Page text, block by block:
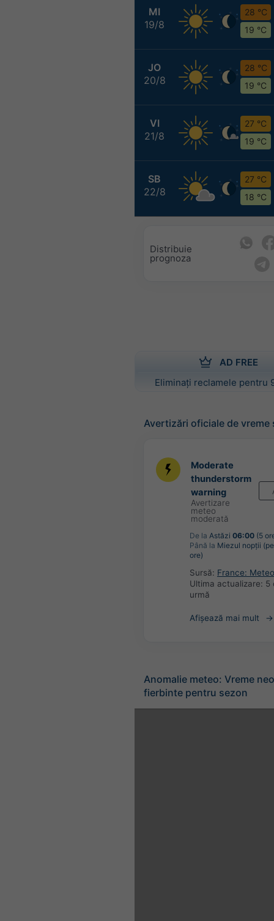
MI
19/8
28 °C
19 °C
JO
20/8
28 °C
19 °C
VI
21/8
27 °C
19 °C
SB
22/8
27 °C
18 °C
Distribuie
prognoza
AD FREE
Eliminați reclamele pentru
Avertizări oficiale de vreme
Moderate
thunderstorm
warning
Avertizare
meteo
moderată
De la Astăzi 06:00 (5
Până la Miezul nopții
ore)
Sursă: France:
Ultima actualizare: 5
urmă
Afișează mai mult
Anomalie meteo: Vreme
fierbinte pentru sezon